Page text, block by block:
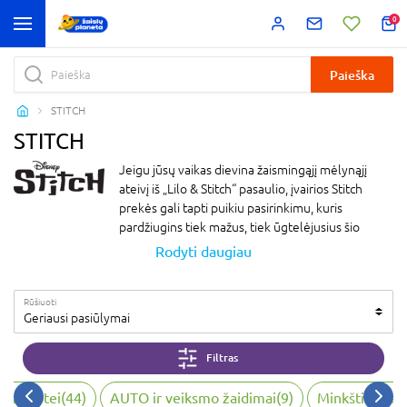
0
Paieška
STITCH
STITCH
Jeigu jūsų vaikas dievina žaismingąjį mėlynąjį
ateivį iš „Lilo & Stitch“ pasaulio, įvairios Stitch
prekės gali tapti puikiu pasirinkimu, kuris
pardžiugins tiek mažus, tiek ūgtelėjusius šio
personažo gerbėjus. Stitch žinomas dėl savo
žaidimus.
Niekas taip nepradžiugina mažųjų kaip nauji Stitch
žaislai – nuo veikėjo figūrėlių iki teminių žaidimų
rinkinių. Jie skatina kūrybiškumą, lavina smulkiąją
motoriką ir suteikia daug įkvėpimo žaidimams
Rodyti daugiau
Rūšiuoti
Geriausi pasiūlymai
Filtras
(44) AUTO ir veiksmo žaidimai(9) Minkštieji